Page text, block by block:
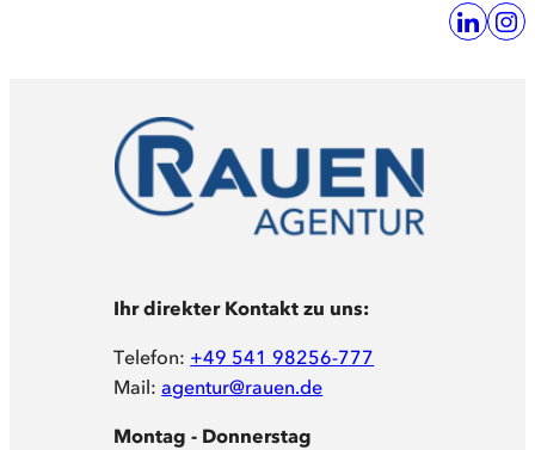
Ihr direkter Kontakt zu uns:
Telefon: +49 541 98256-777
Mail:agentur@rauen.de
Montag - Donnerstag